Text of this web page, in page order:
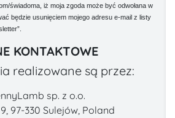
świadoma, iż moja zgoda może być odwołana w
będzie usunięciem mojego adresu e-mail z listy
KONTAKTOWE
realizowane są przez:
sp. z o.o.
97-330 Sulejów, Poland